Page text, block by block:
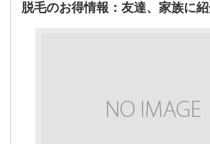
脱毛のお得情報：友達、家族に紹